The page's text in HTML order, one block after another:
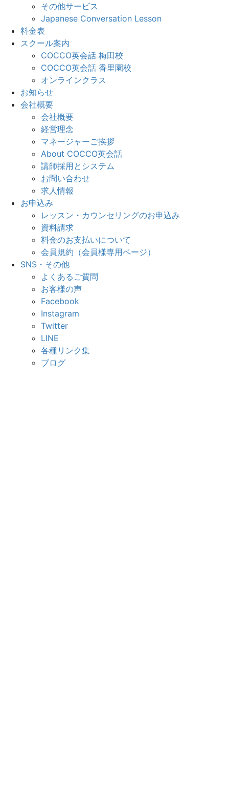
その他サービス
Japanese Conversation Lesson
料金表
スクール案内
COCCO英会話 梅田校
COCCO英会話 香里園校
オンラインクラス
お知らせ
会社概要
会社概要
経営理念
マネージャーご挨拶
About COCCO英会話
講師採用とシステム
お問い合わせ
求人情報
お申込み
レッスン・カウンセリングのお申込み
資料請求
料金のお支払いについて
会員規約（会員様専用ページ）
SNS・その他
よくあるご質問
お客様の声
Facebook
Instagram
Twitter
LINE
各種リンク集
ブログ